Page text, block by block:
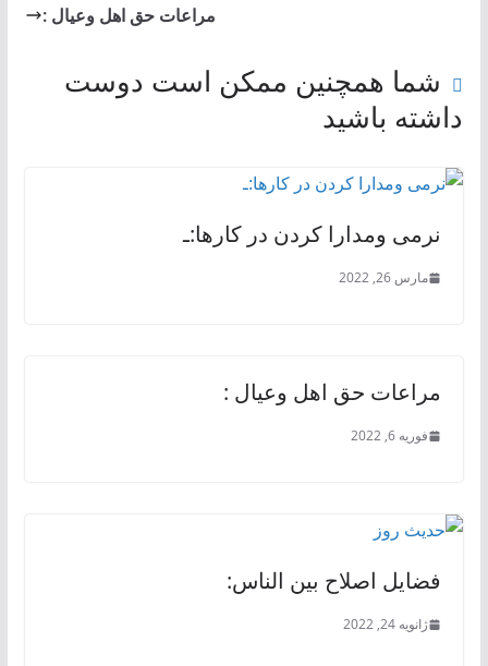
مراعات حق اهل وعیال :
شما همچنین ممکن است دوست
داشته باشید
نرمی ومدارا کردن در کارها:ـ
مارس 26, 2022
مراعات حق اهل وعیال :
فوریه 6, 2022
فضایل اصلاح بین الناس:
ژانویه 24, 2022